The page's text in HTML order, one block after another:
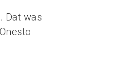
Dat was